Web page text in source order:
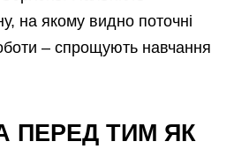
на якому видно поточні
– спрощують навчання
ПЕРЕД ТИМ ЯК